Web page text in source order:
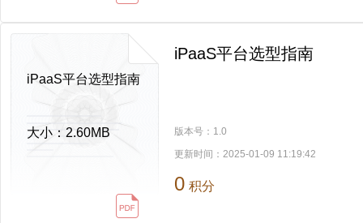
iPaaS平台选型指南
大小： 2.60MB
iPaaS平台选型指南
版本号： 1.0
更新时间： 2025-01-09 11:19:42
0 积分